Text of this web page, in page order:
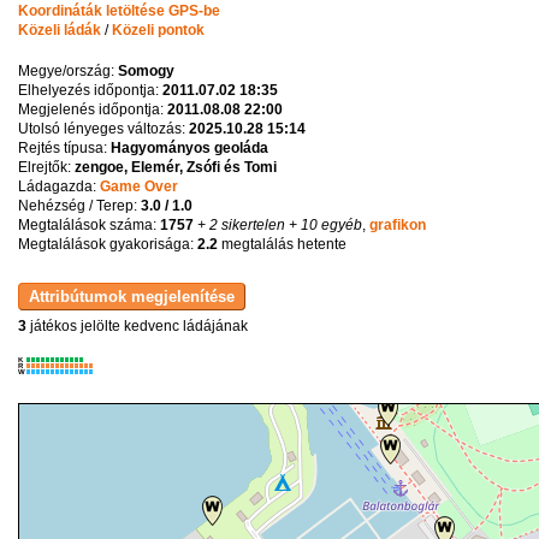
Koordináták letöltése GPS-be
Közeli ládák/ Közeli pontok
Megye/ország: Somogy
Elhelyezés időpontja: 2011.07.02 18:35
Megjelenés időpontja: 2011.08.08 22:00
Utolsó lényeges változás: 2025.10.28 15:14
Rejtés típusa: Hagyományos geoláda
Elrejtők: zengoe, Elemér, Zsófi és Tomi
Ládagazda: Game Over
Nehézség / Terep: 3.0 / 1.0
Megtalálások száma: 1757+ 2 sikertelen + 10 egyéb, grafikon
Megtalálások gyakorisága: 2.2megtalálás hetente
3játékos jelölte kedvenc ládájának
K
R
W